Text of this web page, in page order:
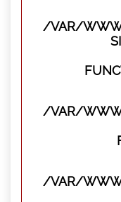
/VAR/
/VAR/
/VAR/